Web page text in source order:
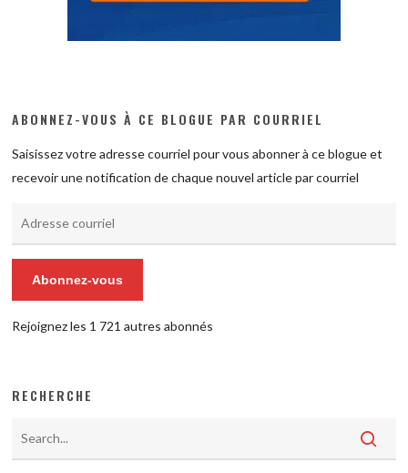
ABONNEZ-VOUS À CE BLOGUE PAR COURRIEL
Saisissez votre adresse courriel pour vous abonner à ce blogue et
recevoir une notification de chaque nouvel article par courriel
Abonnez-vous
Rejoignez les 1 721 autres abonnés
RECHERCHE